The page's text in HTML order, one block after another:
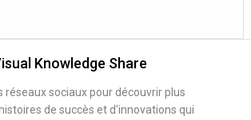
Knowledge Share
réseaux sociaux pour découvrir plus
de succès et d'innovations qui